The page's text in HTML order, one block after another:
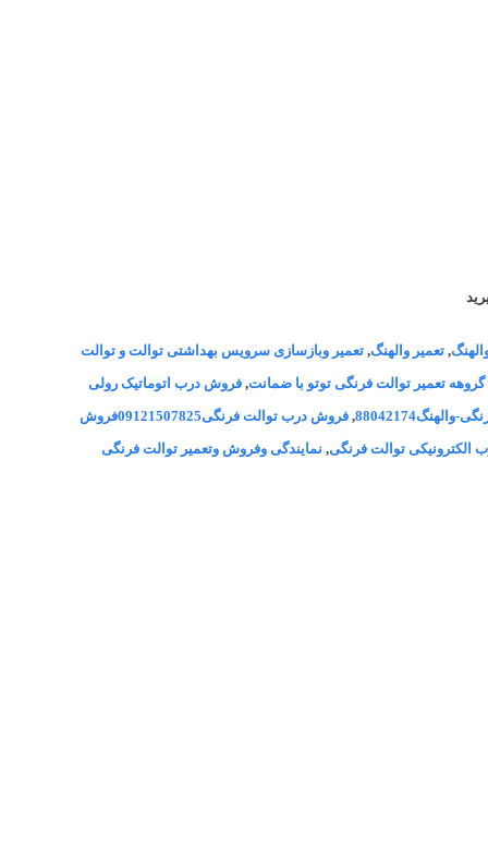
, تعمیر والهنگ, تعمیر وبازسازی سرویس بهداشتی توالت و توالت
,فروش درب اتوماتیک رولی
,
فروش درب توالت فرنگی09121507825فروش
توالت فرنگی, نمایندگی وفروش وتعمیر توالت فرنگی